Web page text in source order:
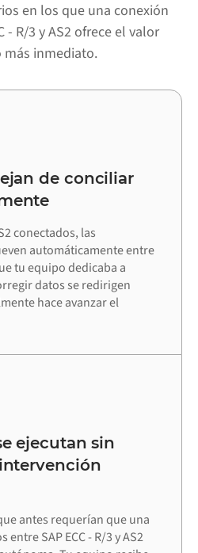
en los que una conexión
- R/3 y AS2 ofrece el valor
más inmediato.
de conciliar
conectados, las
automáticamente entre
tu equipo dedicaba a
datos se redirigen
hace avanzar el
ejecutan sin
antes requerían que una
SAP ECC - R/3 y AS2